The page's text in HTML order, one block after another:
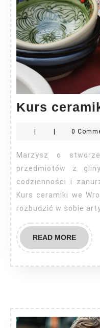
Kurs
| | 0
Marzysz o stworzeniu własnych, unikatowych
przedmiotów z
codzienności i
Kurs ceramiki we
rozbudzić w sobie
READ MOREREAD
MORE